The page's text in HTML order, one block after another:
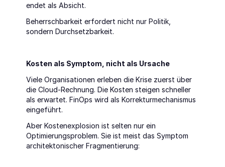
endet als Absicht.
Beherrschbarkeit erfordert nicht nur Politik,
sondern Durchsetzbarkeit.
Kosten als Symptom, nicht als Ursache
Viele Organisationen erleben die Krise zuerst über
die Cloud-Rechnung. Die Kosten steigen schneller
als erwartet. FinOps wird als Korrekturmechanismus
eingeführt.
Aber Kostenexplosion ist selten nur ein
Optimierungsproblem. Sie ist meist das Symptom
architektonischer Fragmentierung: